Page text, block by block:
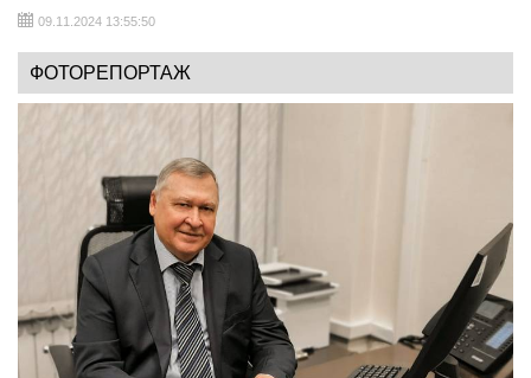
09.11.2024 13:55:50
ФОТОРЕПОРТАЖ